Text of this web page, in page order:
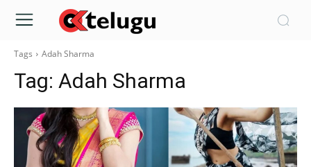
Tags Adah Sharma
Tag: Adah Sharma